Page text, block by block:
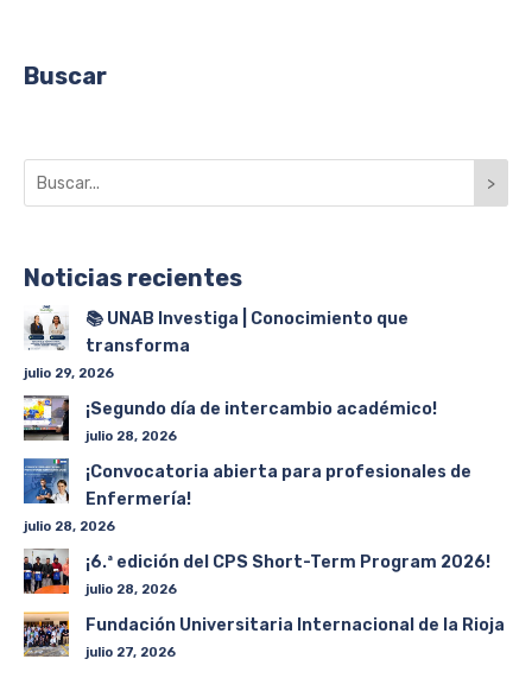
Buscar
>
Noticias recientes
📚 UNAB Investiga | Conocimiento que
transforma
julio 29, 2026
¡Segundo día de intercambio académico!
julio 28, 2026
¡Convocatoria abierta para profesionales de
Enfermería!
julio 28, 2026
¡6.ª edición del CPS Short-Term Program 2026!
julio 28, 2026
Fundación Universitaria Internacional de la Rioja
julio 27, 2026